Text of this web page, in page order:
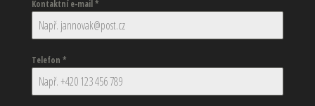
Kontaktní e-mail*
Telefon *